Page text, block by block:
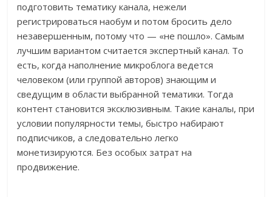
подготовить тематику канала, нежели
регистрироваться наобум и потом бросить дело
незавершенным, потому что — «не пошло». Самым
лучшим вариантом считается экспертный канал. То
есть, когда наполнение микроблога ведется
человеком (или группой авторов) знающим и
сведущим в области выбранной тематики. Тогда
контент становится эксклюзивным. Такие каналы, при
условии популярности темы, быстро набирают
подписчиков, а следовательно легко
монетизируются. Без особых затрат на
продвижение.